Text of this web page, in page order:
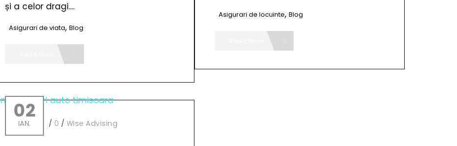
și a celor dragi....
Asigurari de viata, Blog
Asigurari de locuinte,Blog
02
IAN. / 0 / Wise Advising